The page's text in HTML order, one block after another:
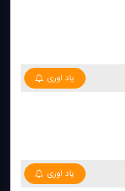
یاد اوری
یاد اوری